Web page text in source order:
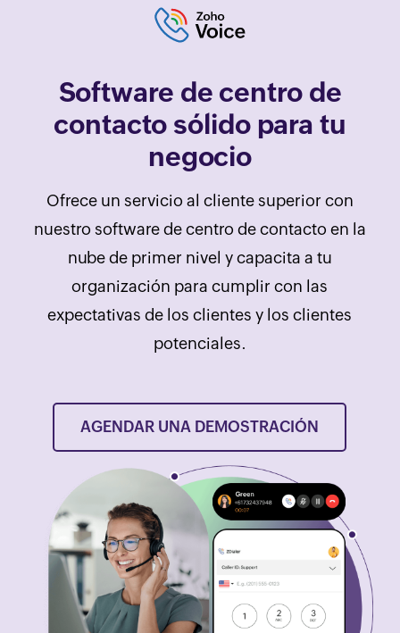
Software de centro de
contacto sólido para tu
negocio
Ofrece un servicio al cliente superior con
nuestro software de centro de contacto en la
nube de primer nivel y capacita a tu
organización para cumplir con las
expectativas de los clientes y los clientes
potenciales.
AGENDAR UNA DEMOSTRACIÓN